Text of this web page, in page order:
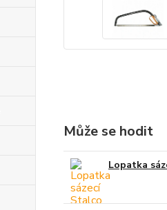
Může se hodit
Lopatka